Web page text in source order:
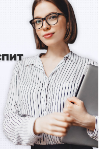
станції для дітей
мають
закупівель ліків
ДЕРЖАВНИЙ БЮДЖЕТ
–
реформа органів